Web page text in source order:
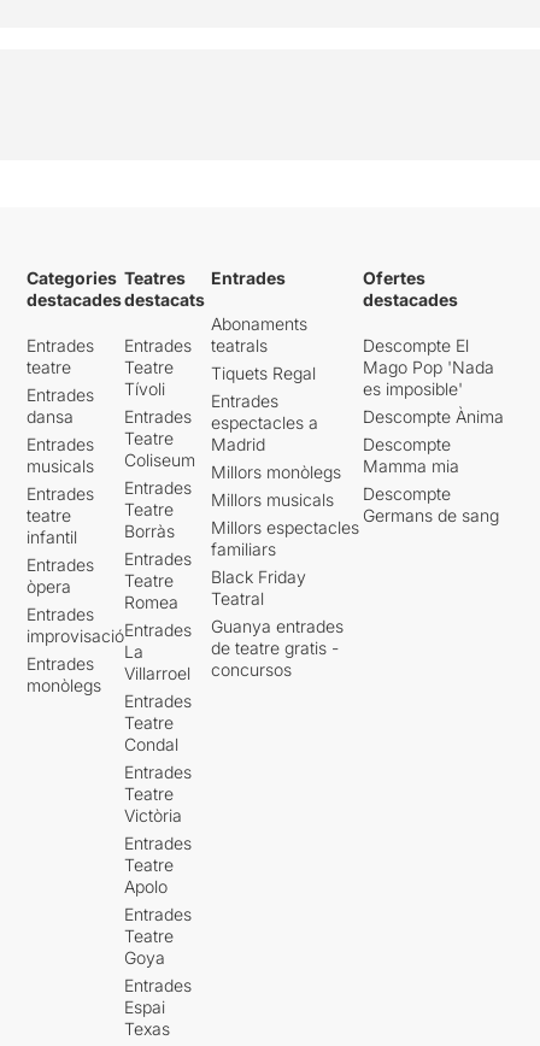
Categories
destacades
Entrades
teatre
Entrades
dansa
Entrades
musicals
Entrades
teatre
infantil
Entrades
òpera
Entrades
improvisació
Entrades
monòlegs
Teatres
destacats
Entrades
Teatre
Tívoli
Entrades
Teatre
Coliseum
Entrades
Teatre
Borràs
Entrades
Teatre
Romea
Entrades
La
Villarroel
Entrades
Teatre
Condal
Entrades
Teatre
Victòria
Entrades
Teatre
Apolo
Entrades
Teatre
Goya
Entrades
Espai
Texas
Entrades
Abonaments
teatrals
Tiquets Regal
Entrades
espectacles a
Madrid
Millors monòlegs
Millors musicals
Millors espectacles
familiars
Black Friday
Teatral
Guanya entrades
de teatre gratis -
concursos
Ofertes
destacades
Descompte El
Mago Pop 'Nada
es imposible'
Descompte Ànima
Descompte
Mamma mia
Descompte
Germans de sang